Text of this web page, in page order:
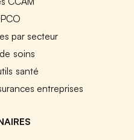
par secteur
soins
santé
entreprises